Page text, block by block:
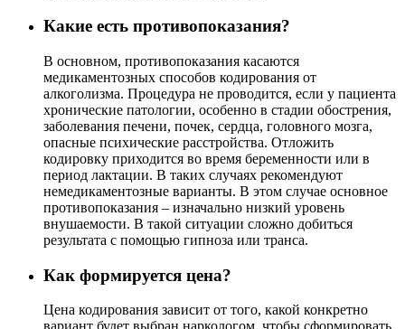
Какие есть противопоказания?
В основном, противопоказания касаются
медикаментозных способов кодирования от
алкоголизма. Процедура не проводится, если у пациента
хронические патологии, особенно в стадии обострения,
заболевания печени, почек, сердца, головного мозга,
опасные психические расстройства. Отложить
кодировку приходится во время беременности или в
период лактации. В таких случаях рекомендуют
немедикаментозные варианты. В этом случае основное
противопоказания – изначально низкий уровень
внушаемости. В такой ситуации сложно добиться
результата с помощью гипноза или транса.
Как формируется цена?
Цена кодирования зависит от того, какой конкретно